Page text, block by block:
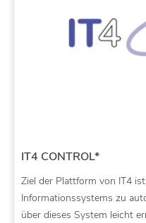
IT4 CONTROL*
Ziel der Plattform von IT4
Informationssystems zu
über dieses System leicht